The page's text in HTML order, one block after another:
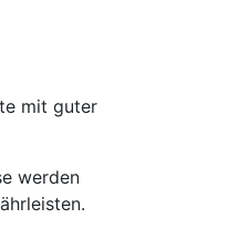
mit guter
werden